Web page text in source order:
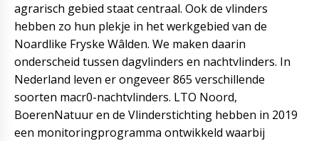
agrarisch gebied staat centraal. Ook de vlinders
hebben zo hun plekje in het werkgebied van de
Noardlike Fryske Wâlden. We maken daarin
onderscheid tussen dagvlinders en nachtvlinders. In
Nederland leven er ongeveer 865 verschillende
soorten macr0-nachtvlinders. LTO Noord,
BoerenNatuur en de Vlinderstichting hebben in 2019
een monitoringprogramma ontwikkeld waarbij